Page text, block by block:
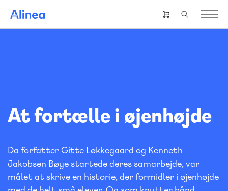
hovedindhold
Header
right
At fortælle i øjenhøjde
Da forfatter Gitte Løkkegaard og Kenneth
Jakobsen Bøye startede deres samarbejde, var
målet at skrive en historie, der formidler i øjenhøjde